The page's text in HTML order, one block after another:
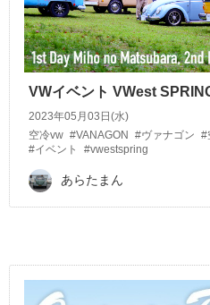
VWイベント VWest
2023年05月03日(水)
空冷vw #VANAGON #ヴァナゴン #
#イベント
#vwestspring
あらたまん